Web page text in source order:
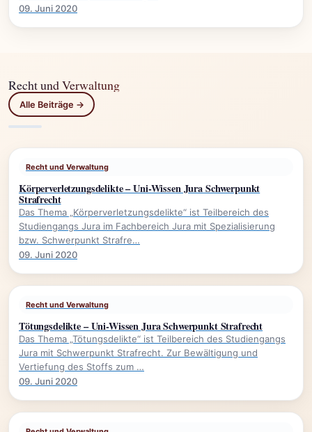
09. Juni 2020
Recht und Verwaltung
Alle Beiträge →
Recht und Verwaltung
Körperverletzungsdelikte – Uni-Wissen Jura Schwerpunkt
Strafrecht
Das Thema „Körperverletzungsdelikte“ ist Teilbereich des
Studiengangs Jura im Fachbereich Jura mit Spezialisierung
bzw. Schwerpunkt Strafre…
09. Juni 2020
Recht und Verwaltung
Tötungsdelikte – Uni-Wissen Jura Schwerpunkt Strafrecht
Das Thema „Tötungsdelikte“ ist Teilbereich des Studiengangs
Jura mit Schwerpunkt Strafrecht. Zur Bewältigung und
Vertiefung des Stoffs zum …
09. Juni 2020